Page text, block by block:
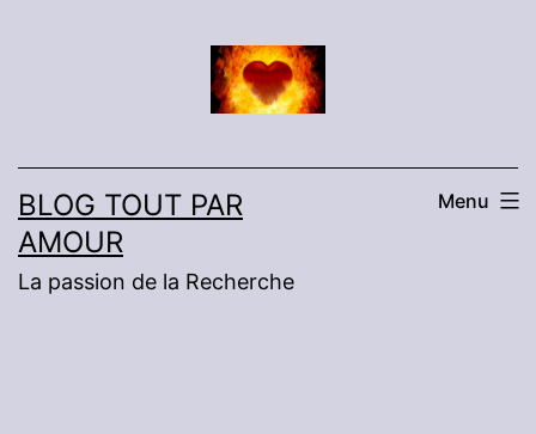
BLOG TOUT PAR
AMOUR
La passion de la Recherche
Menu